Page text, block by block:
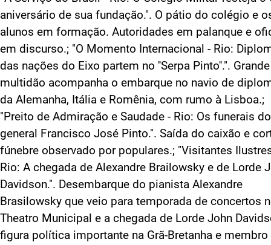
aniversário de sua fundação.". O pátio do colégio e
alunos em formação. Autoridades em palanque e
em discurso.; "O Momento Internacional - Rio:
das nações do Eixo partem no ''Serpa Pinto''.". Grande
multidão acompanha o embarque no navio de
da Alemanha, Itália e Romênia, com rumo à Lisboa.;
"Preito de Admiração e Saudade - Rio: Os funerais do
general Francisco José Pinto.". Saída do caixão e
fúnebre observado por populares.; "Visitantes
Rio: A chegada de Alexandre Brailowsky e de Lorde
Davidson.". Desembarque do pianista Alexandre
Brasilowsky que veio para temporada de concertos
Theatro Municipal e a chegada de Lorde John
figura política importante na Grã-Bretanha e membro